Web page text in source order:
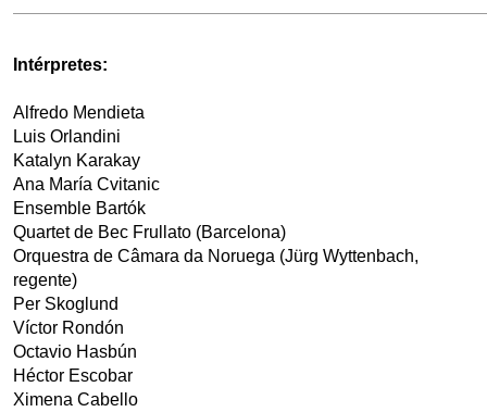
Intérpretes:
Alfredo Mendieta
Luis Orlandini
Katalyn Karakay
Ana María Cvitanic
Ensemble Bartók
Quartet de Bec Frullato (Barcelona)
Orquestra de Câmara da Noruega (Jürg Wyttenbach,
regente)
Per Skoglund
Víctor Rondón
Octavio Hasbún
Héctor Escobar
Ximena Cabello